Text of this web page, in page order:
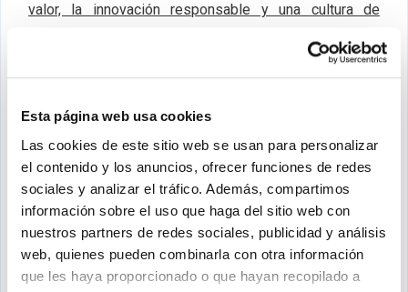
Esta página web usa cookies
Las cookies de este sitio web se usan para personalizar
el contenido y los anuncios, ofrecer funciones de redes
sociales y analizar el tráfico. Además, compartimos
información sobre el uso que haga del sitio web con
nuestros partners de redes sociales, publicidad y análisis
web, quienes pueden combinarla con otra información
que les haya proporcionado o que hayan recopilado a
valor, la innovación responsable y una cultura de
tolerancia y responsabilidad frente a errores. Creemos
firmemente que estos principios no solo enriquecen
relaciones más sólidas y confiables con nuestros
clientes.
Si deseas profundizar en cómo estos enfoques
pueden beneficiar tu próximo proyecto de desarrollo
web, te invitamos acontactarnos o dejar tu
comentario. Estamos deseosos de escuchar tus ideas